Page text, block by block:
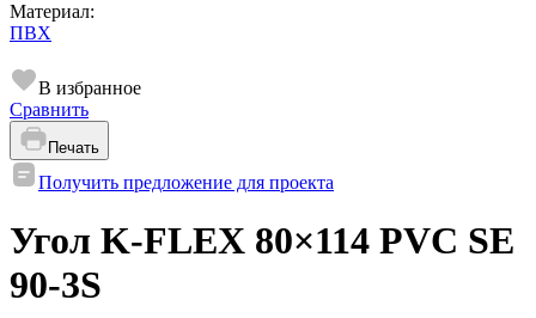
Материал:
ПВХ
В избранное
Сравнить
Печать
Получить предложение для проекта
Угол K-FLEX 80×114 PVC SE
90-3S